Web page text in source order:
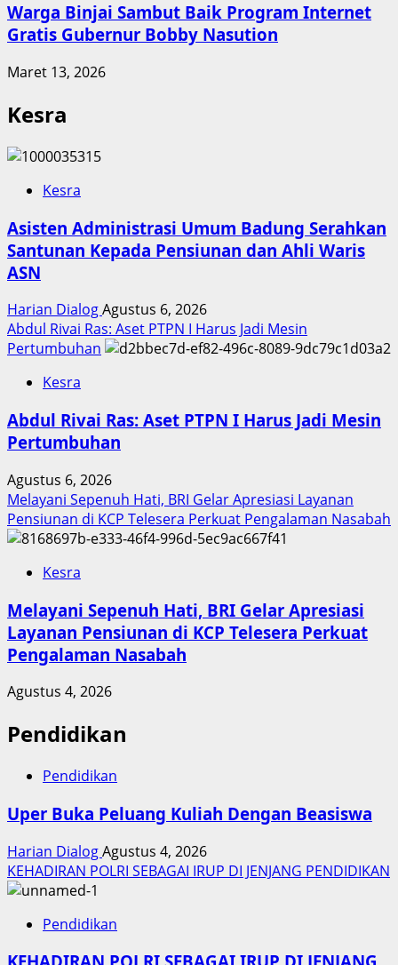
Warga Binjai Sambut Baik Program Internet
Gratis Gubernur Bobby Nasution
Maret 13, 2026
Kesra
Kesra
Asisten Administrasi Umum Badung Serahkan
Santunan Kepada Pensiunan dan Ahli Waris
ASN
Harian DialogAgustus 6, 2026
Abdul Rivai Ras: Aset PTPN I Harus Jadi Mesin
Pertumbuhan
Kesra
Abdul Rivai Ras: Aset PTPN I Harus Jadi Mesin
Pertumbuhan
Agustus 6, 2026
Melayani Sepenuh Hati, BRI Gelar Apresiasi Layanan
Pensiunan di KCP Telesera Perkuat Pengalaman Nasabah
Kesra
Melayani Sepenuh Hati, BRI Gelar Apresiasi
Layanan Pensiunan di KCP Telesera Perkuat
Pengalaman Nasabah
Agustus 4, 2026
Pendidikan
Pendidikan
Uper Buka Peluang Kuliah Dengan Beasiswa
Harian DialogAgustus 4, 2026
KEHADIRAN POLRI SEBAGAI IRUP DI JENJANG PENDIDIKAN
Pendidikan